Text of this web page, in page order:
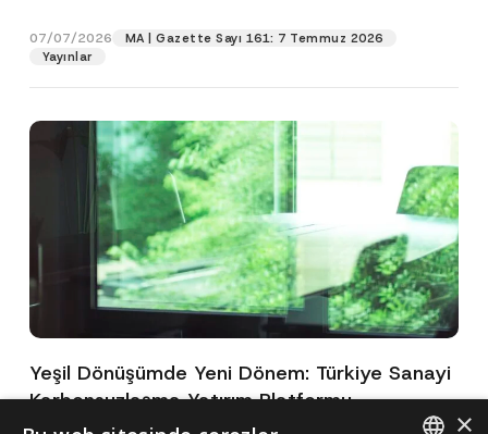
07/07/2026
MA | Gazette Sayı 161: 7 Temmuz 2026
Yayınlar
Yeşil Dönüşümde Yeni Dönem: Türkiye Sanayi
Karbonsuzlaşma Yatırım Platformu
Oluşturuldu
×